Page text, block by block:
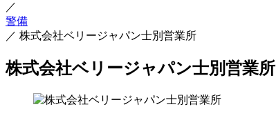
／
警備
／ 株式会社ベリージャパン士別営業所
株式会社ベリージャパン士別営業所